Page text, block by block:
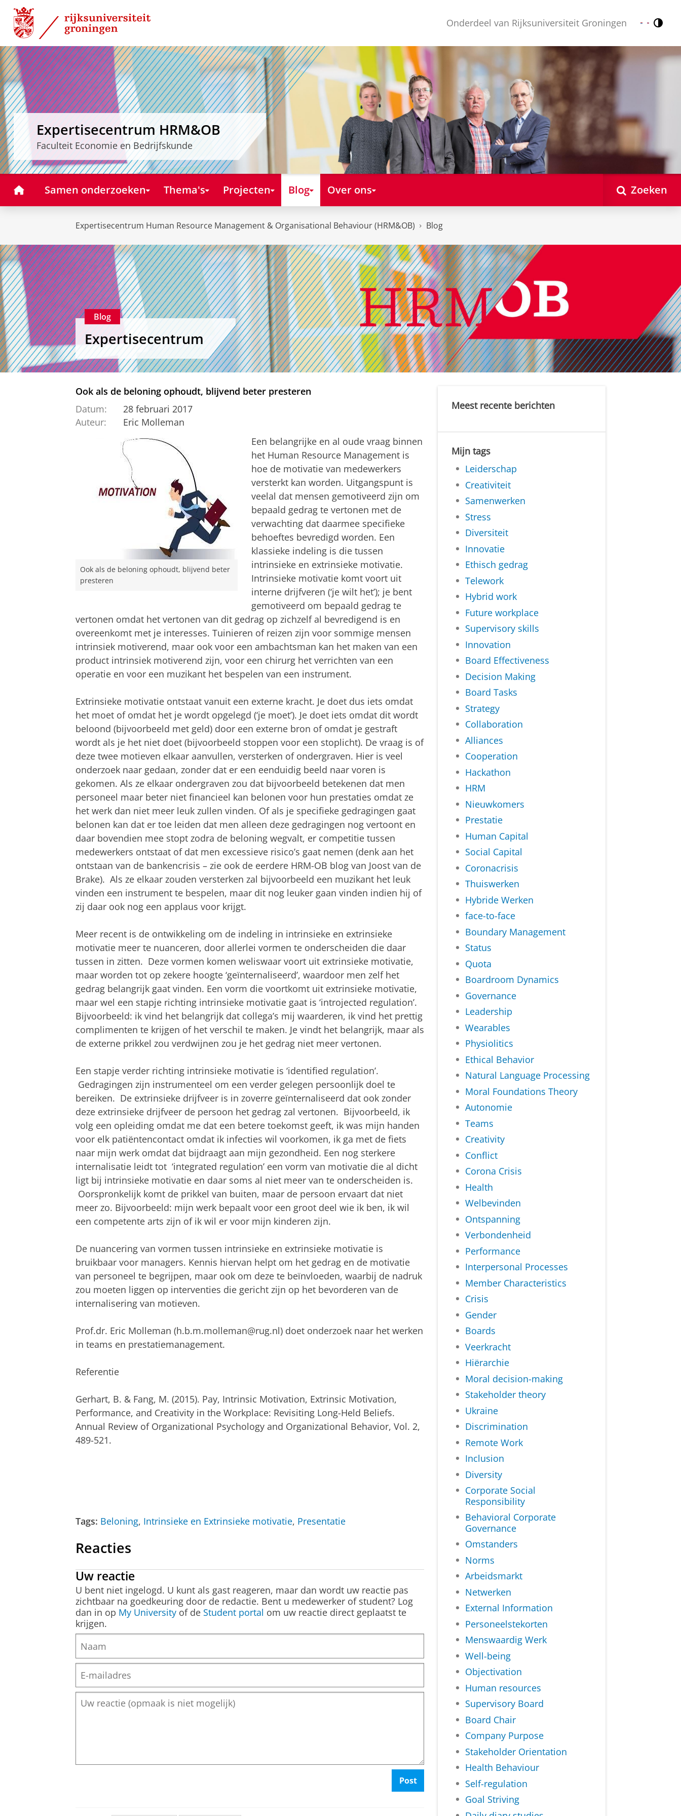
Skip
Content
Skip
Navigation
Onderdeel van Rijksuniversiteit Groningen Nederlands
English
Expertisecentrum HRM&OB
Faculteit Economie en Bedrijfskunde
HomeSamen onderzoeken Thema's Projecten Blog Over ons Zoeken
Expertisecentrum Human Resource Management & Organisational Behaviour (HRM&OB) Blog
Blog
Expertisecentrum
Ook als de beloning ophoudt, blijvend beter presteren
Datum:
28 februari 2017
Auteur:
Eric Molleman
Ook als de beloning ophoudt, blijvend beter
presteren
Een belangrijke en al oude vraag binnen
het Human Resource Management is
hoe de motivatie van medewerkers
versterkt kan worden. Uitgangspunt is
veelal dat mensen gemotiveerd zijn om
bepaald gedrag te vertonen met de
verwachting dat daarmee specifieke
behoeftes bevredigd worden. Een
klassieke indeling is die tussen
intrinsieke en extrinsieke motivatie.
Intrinsieke motivatie komt voort uit
interne drijfveren (‘je wilt het’); je bent
gemotiveerd om bepaald gedrag te
vertonen omdat het vertonen van dit gedrag op zichzelf al bevredigend is en
overeenkomt met je interesses. Tuinieren of reizen zijn voor sommige mensen
intrinsiek motiverend, maar ook voor een ambachtsman kan het maken van een
product intrinsiek motiverend zijn, voor een chirurg het verrichten van een
operatie en voor een muzikant het bespelen van een instrument.
Extrinsieke motivatie ontstaat vanuit een externe kracht. Je doet dus iets omdat
het moet of omdat het je wordt opgelegd (‘je moet’). Je doet iets omdat dit wordt
beloond (bijvoorbeeld met geld) door een externe bron of omdat je gestraft
wordt als je het niet doet (bijvoorbeeld stoppen voor een stoplicht). De vraag is of
deze twee motieven elkaar aanvullen, versterken of ondergraven. Hier is veel
onderzoek naar gedaan, zonder dat er een eenduidig beeld naar voren is
gekomen. Als ze elkaar ondergraven zou dat bijvoorbeeld betekenen dat men
personeel maar beter niet financieel kan belonen voor hun prestaties omdat ze
het werk dan niet meer leuk zullen vinden. Of als je specifieke gedragingen gaat
belonen kan dat er toe leiden dat men alleen deze gedragingen nog vertoont en
daar bovendien mee stopt zodra de beloning wegvalt, er competitie tussen
medewerkers ontstaat of dat men excessieve risico’s gaat nemen (denk aan het
ontstaan van de bankencrisis – zie ook de eerdere HRM-OB blog van Joost van de
Brake). Als ze elkaar zouden versterken zal bijvoorbeeld een muzikant het leuk
vinden een instrument te bespelen, maar dit nog leuker gaan vinden indien hij of
zij daar ook nog een applaus voor krijgt.
Meer recent is de ontwikkeling om de indeling in intrinsieke en extrinsieke
motivatie meer te nuanceren, door allerlei vormen te onderscheiden die daar
tussen in zitten. Deze vormen komen weliswaar voort uit extrinsieke motivatie,
maar worden tot op zekere hoogte ‘geïnternaliseerd’, waardoor men zelf het
gedrag belangrijk gaat vinden. Een vorm die voortkomt uit extrinsieke motivatie,
maar wel een stapje richting intrinsieke motivatie gaat is ‘introjected regulation’.
Bijvoorbeeld: ik vind het belangrijk dat collega’s mij waarderen, ik vind het prettig
complimenten te krijgen of het verschil te maken. Je vindt het belangrijk, maar als
de externe prikkel zou verdwijnen zou je het gedrag niet meer vertonen.
Een stapje verder richting intrinsieke motivatie is ‘identified regulation’.
Gedragingen zijn instrumenteel om een verder gelegen persoonlijk doel te
bereiken. De extrinsieke drijfveer is in zoverre geïnternaliseerd dat ook zonder
deze extrinsieke drijfveer de persoon het gedrag zal vertonen. Bijvoorbeeld, ik
volg een opleiding omdat me dat een betere toekomst geeft, ik was mijn handen
voor elk patiëntencontact omdat ik infecties wil voorkomen, ik ga met de fiets
naar mijn werk omdat dat bijdraagt aan mijn gezondheid. Een nog sterkere
internalisatie leidt tot ‘integrated regulation’ een vorm van motivatie die al dicht
ligt bij intrinsieke motivatie en daar soms al niet meer van te onderscheiden is.
Oorspronkelijk komt de prikkel van buiten, maar de persoon ervaart dat niet
meer zo. Bijvoorbeeld: mijn werk bepaalt voor een groot deel wie ik ben, ik wil
een competente arts zijn of ik wil er voor mijn kinderen zijn.
De nuancering van vormen tussen intrinsieke en extrinsieke motivatie is
bruikbaar voor managers. Kennis hiervan helpt om het gedrag en de motivatie
van personeel te begrijpen, maar ook om deze te beïnvloeden, waarbij de nadruk
zou moeten liggen op interventies die gericht zijn op het bevorderen van de
internalisering van motieven.
Prof.dr. Eric Molleman (h.b.m.molleman@rug.nl) doet onderzoek naar het werken
in teams en prestatiemanagement.
Referentie
Gerhart, B. & Fang, M. (2015). Pay, Intrinsic Motivation, Extrinsic Motivation,
Performance, and Creativity in the Workplace: Revisiting Long-Held Beliefs.
Annual Review of Organizational Psychology and Organizational Behavior, Vol. 2,
489-521.
Tags: Beloning, Intrinsieke en Extrinsieke motivatie, Presentatie
Reacties
Uw reactie
U bent niet ingelogd. U kunt als gast reageren, maar dan wordt uw reactie pas
zichtbaar na goedkeuring door de redactie. Bent u medewerker of student? Log
dan in op My University of de Student portal om uw reactie direct geplaatst te
krijgen.
Post
Meest recente berichten
Mijn tags
Leiderschap
Creativiteit
Samenwerken
Stress
Diversiteit
Innovatie
Ethisch gedrag
Telework
Hybrid work
Future workplace
Supervisory skills
Innovation
Board Effectiveness
Decision Making
Board Tasks
Strategy
Collaboration
Alliances
Cooperation
Hackathon
HRM
Nieuwkomers
Prestatie
Human Capital
Social Capital
Coronacrisis
Thuiswerken
Hybride Werken
face-to-face
Boundary Management
Status
Quota
Boardroom Dynamics
Governance
Leadership
Wearables
Physiolitics
Ethical Behavior
Natural Language Processing
Moral Foundations Theory
Autonomie
Teams
Creativity
Conflict
Corona Crisis
Health
Welbevinden
Ontspanning
Verbondenheid
Performance
Interpersonal Processes
Member Characteristics
Crisis
Gender
Boards
Veerkracht
Hiërarchie
Moral decision-making
Stakeholder theory
Ukraine
Discrimination
Remote Work
Inclusion
Diversity
Corporate Social
Responsibility
Behavioral Corporate
Governance
Omstanders
Norms
Arbeidsmarkt
Netwerken
External Information
Personeelstekorten
Menswaardig Werk
Well-being
Objectivation
Human resources
Supervisory Board
Board Chair
Company Purpose
Stakeholder Orientation
Health Behaviour
Self-regulation
Goal Striving